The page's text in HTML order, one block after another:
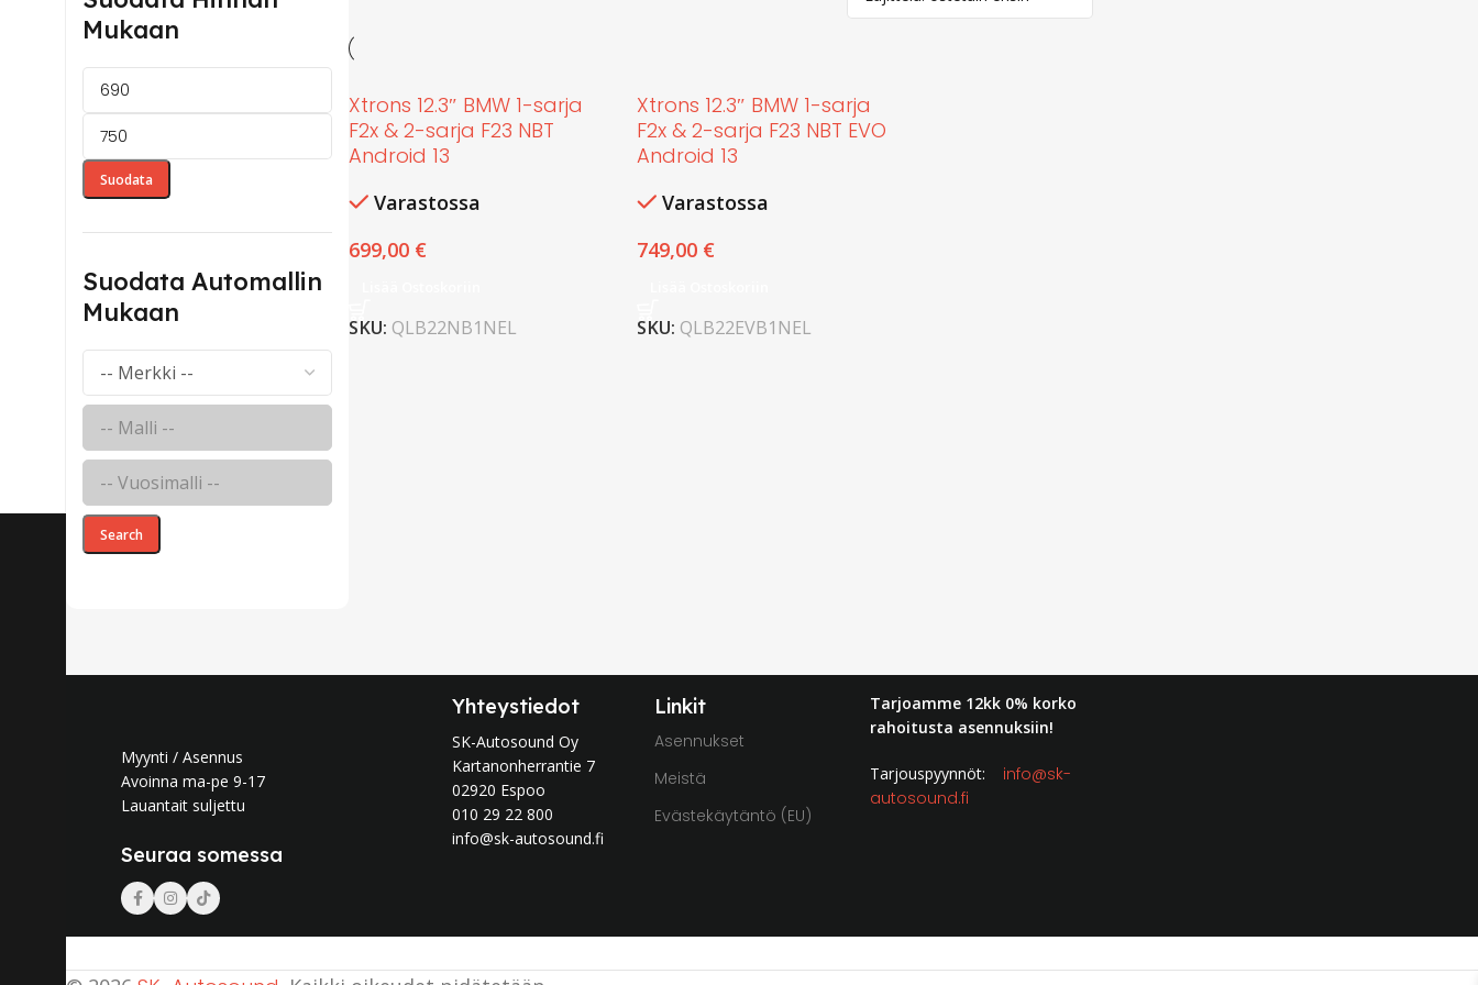
Mukaan
Suodata
Suodata Automallin
Mukaan
Search
Xtrons 12.3″ BMW 1-sarja
F2x & 2-sarja F23 NBT
Android 13
Varastossa
699,00 €
SKU: QLB22NB1NEL
Xtrons 12.3″ BMW 1-sarja
F2x & 2-sarja F23 NBT EVO
Android 13
Varastossa
749,00 €
SKU: QLB22EVB1NEL
Myynti / Asennus
Avoinna ma-pe 9-17
Lauantait suljettu
Seuraa somessa
Yhteystiedot
SK-Autosound Oy
Kartanonherrantie 7
02920 Espoo
010 29 22 800
info@sk-autosound.fi
Linkit
Asennukset
Meistä
Evästekäytäntö (EU)
Tarjoamme 12kk 0% korko
rahoitusta asennuksiin!
Tarjouspyynnöt: info@sk-
autosound.fi